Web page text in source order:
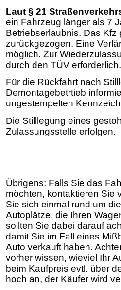
Laut § 21
ein Fahrzeug länger als 7
Betriebserlaubnis. Das Kfz
zurückgezogen. Eine
möglich. Zur
durch den TÜV erforderlich.
Für die Rückfahrt nach
Demontagebetrtieb
ungestempelten
Die Stilllegung eines
Zulassungsstelle erfolgen.
Übrigens: Falls Sie das
möchten, kontaktieren Sie
Sie sich einmal rund um
Autoplätze, die Ihren
sollten Sie dabei darauf
damit Sie im Fall eines
Auto verkauft haben.
vorher wissen, wieviel Ihr
beim Kaufpreis evtl. über
hoch an, der Käufer wird